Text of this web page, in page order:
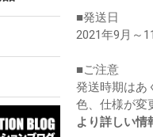
■発送日
2021年9月～
■ご注意
発送時期はあ
色、仕様が変
より詳しい情